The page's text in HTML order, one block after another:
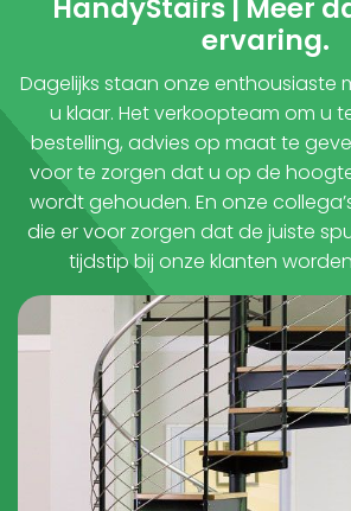
HandyStairs | Meer
ervaring.
Dagelijks staan onze enthousiaste
u klaar. Het verkoopteam om u
bestelling, advies op maat te
voor te zorgen dat u op de
wordt gehouden. En onze
die er voor zorgen dat de juiste
tijdstip bij onze klanten